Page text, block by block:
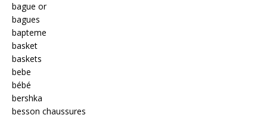
bague or
bagues
bapteme
basket
baskets
bebe
bébé
bershka
besson chaussures